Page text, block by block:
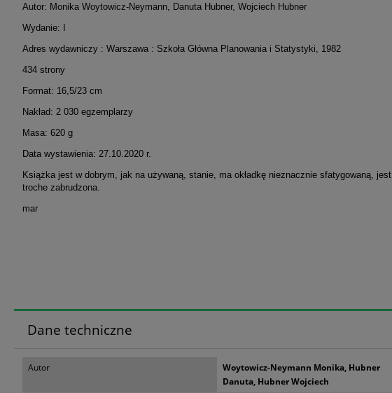
Autor: Monika Woytowicz-Neymann, Danuta Hubner, Wojciech Hubner
Wydanie: I
Adres wydawniczy : Warszawa : Szkoła Główna Planowania i Statystyki, 1982
434 strony
Format: 16,5/23 cm
Nakład: 2 030 egzemplarzy
Masa: 620 g
Data wystawienia: 27.10.2020 r.
Książka jest w dobrym, jak na używaną, stanie, ma okładkę nieznacznie sfatygowaną, jest
troche zabrudzona.
mar
Dane techniczne
Autor
Woytowicz-Neymann Monika, Hubner
Danuta, Hubner Wojciech